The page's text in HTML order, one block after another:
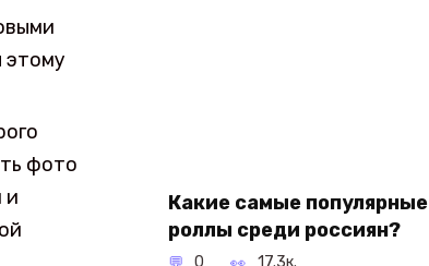
этому
фото
и
Какие самые популярные
роллы среди россиян?